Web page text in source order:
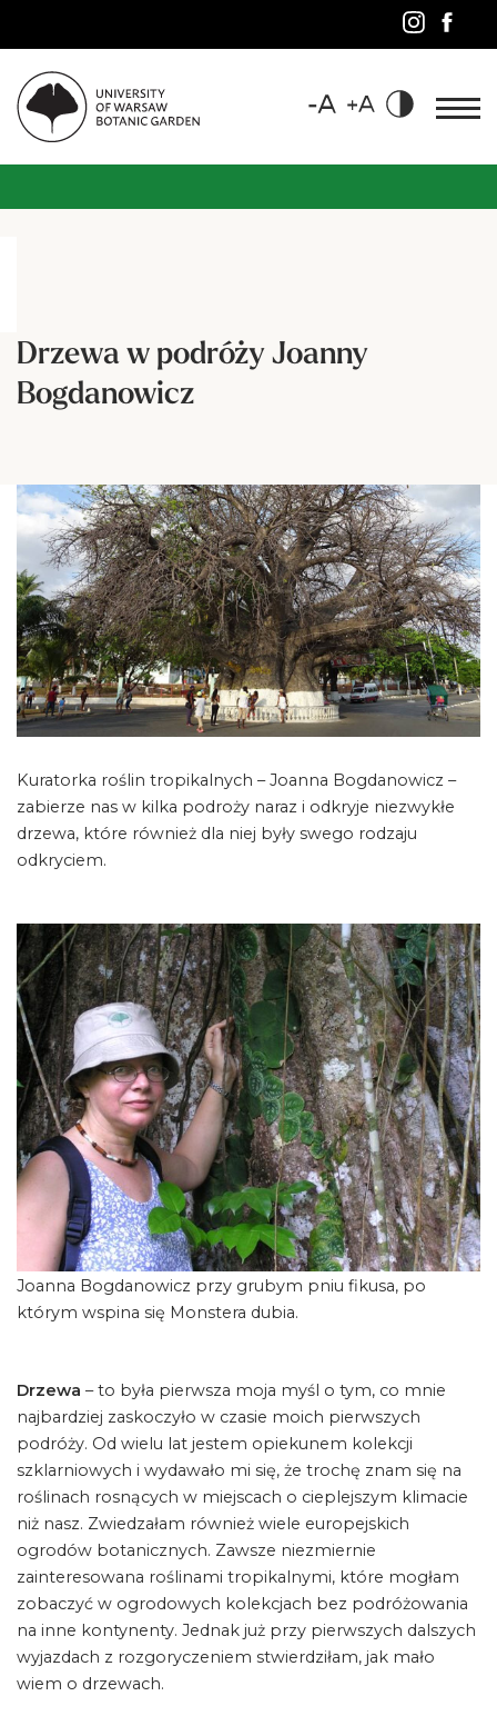
Drzewa w podróży Joanny
Bogdanowicz
Kuratorka roślin tropikalnych – Joanna Bogdanowicz –
zabierze nas w kilka podroży naraz i odkryje niezwykłe
drzewa, które również dla niej były swego rodzaju
odkryciem.
Joanna Bogdanowicz przy grubym pniu fikusa, po
którym wspina się Monstera dubia.
Drzewa – to była pierwsza moja myśl o tym, co mnie
najbardziej zaskoczyło w czasie moich pierwszych
podróży. Od wielu lat jestem opiekunem kolekcji
szklarniowych i wydawało mi się, że trochę znam się na
roślinach rosnących w miejscach o cieplejszym klimacie
niż nasz. Zwiedzałam również wiele europejskich
ogrodów botanicznych. Zawsze niezmiernie
zainteresowana roślinami tropikalnymi, które mogłam
zobaczyć w ogrodowych kolekcjach bez podróżowania
na inne kontynenty. Jednak już przy pierwszych dalszych
wyjazdach z rozgoryczeniem stwierdziłam, jak mało
wiem o drzewach.